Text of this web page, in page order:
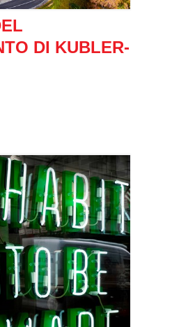
DI KUBLER-